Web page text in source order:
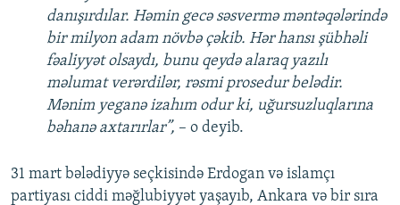
danışırdılar. Həmin gecə səsvermə məntəqələrində
bir milyon adam növbə çəkib. Hər hansı şübhəli
fəaliyyət olsaydı, bunu qeydə alaraq yazılı
məlumat verərdilər, rəsmi prosedur belədir.
Mənim yeganə izahım odur ki, uğursuzluqlarına
bəhanə axtarırlar”, – o deyib.
31 mart bələdiyyə seçkisində Erdogan və islamçı
partiyası ciddi məğlubiyyət yaşayıb, Ankara və bir sıra